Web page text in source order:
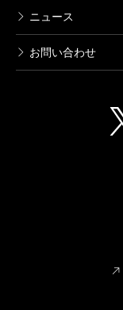
ニュース
お問い合わせ